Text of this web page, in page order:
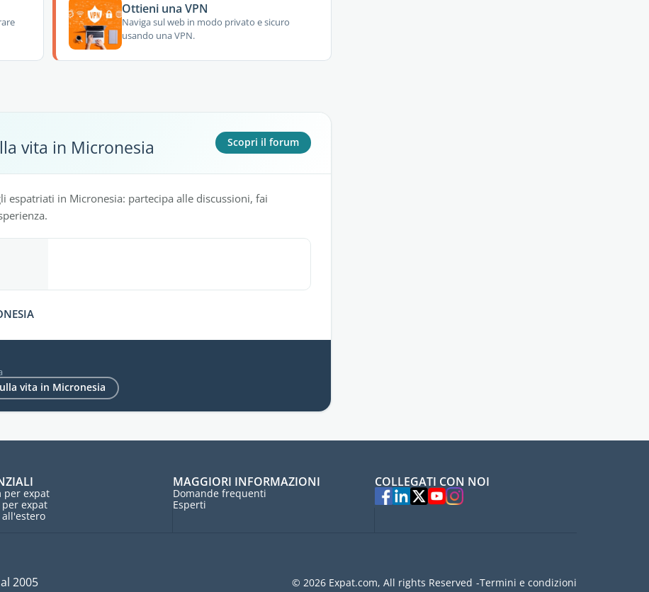
Ottieni una VPN
Naviga sul web in modo privato e sicuro
usando una VPN.
vita in Micronesia Scopri il forum
in Micronesia: partecipa alle discussioni, fai
vita in Micronesia
per expat
per expat
all'estero
MAGGIORI INFORMAZIONI
Domande frequenti
Esperti
COLLEGATI CON NOI
2005 © 2026 Expat.com, All rights Reserved Termini e condizioni